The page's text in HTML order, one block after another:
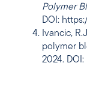
Polymer
DOI:
Ivancic,
polymer
2024. DOI: